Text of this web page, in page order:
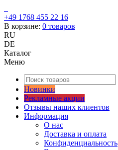
+49 1768 455 22 16
В корзине: 0 товаров
RU
DE
Каталог
Меню
Новинки
Рекламные акции
Отзывы наших клиентов
Информация
О нас
Доставка и оплата
Конфиденциальность